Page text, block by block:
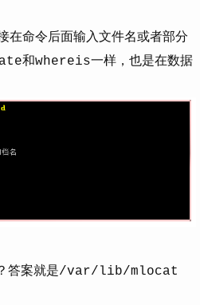
命令后面输入文件名或者部分
和whereis一样，也是在数据
？答案就是/var/lib/mlocat